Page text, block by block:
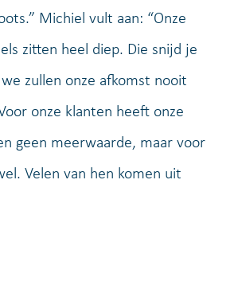
Michiel vult aan: “Onze
zitten heel diep. Die snijd je
zullen onze afkomst nooit
onze klanten heeft onze
geen meerwaarde, maar voor
Velen van hen komen uit